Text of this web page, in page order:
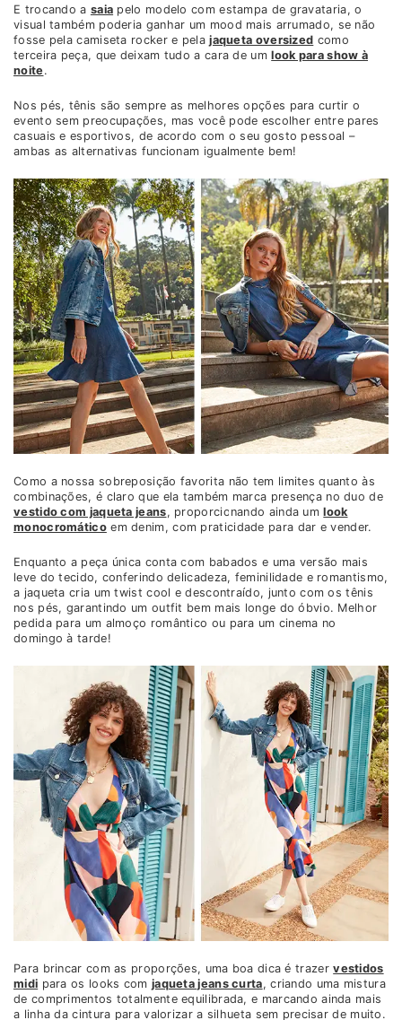
E trocando a saia pelo modelo com estampa de gravataria, o
visual também poderia ganhar um mood mais arrumado, se não
fosse pela camiseta rocker e pelajaqueta oversized como
terceira peça, que deixam tudo a cara de umlook para show à
noite.
Nos pés, tênis são sempre as melhores opções para curtir o
evento sem preocupações, mas você pode escolher entre pares
casuais e esportivos, de acordo com o seu gosto pessoal –
ambas as alternativas funcionam igualmente bem!
Como a nossa sobreposição favorita não tem limites quanto às
combinações, é claro que ela também marca presença no duo de
vestido com jaqueta jeans, proporcionando ainda umlook
monocromáticoem denim, com praticidade para dar e vender.
Enquanto a peça única conta com babados e uma versão mais
leve do tecido, conferindo delicadeza, feminilidade e romantismo,
a jaqueta cria um twist cool e descontraído, junto com os tênis
nos pés, garantindo um outfit bem mais longe do óbvio. Melhor
pedida para um almoço romântico ou para um cinema no
domingo à tarde!
Para brincar com as proporções, uma boa dica é trazervestidos
midi para os looks com jaqueta jeans curta, criando uma mistura
de comprimentos totalmente equilibrada, e marcando ainda mais
a linha da cintura para valorizar a silhueta sem precisar de muito.